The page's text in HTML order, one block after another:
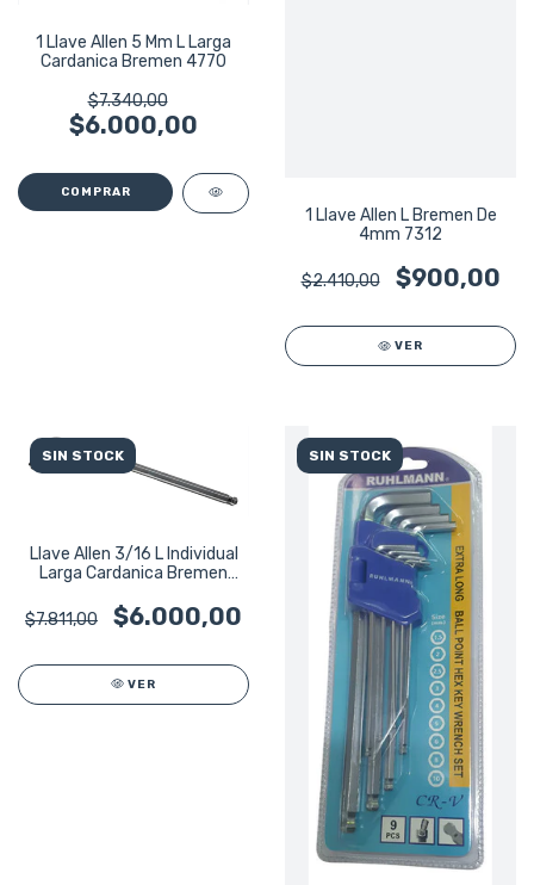
1 Llave Allen 5 Mm L Larga
Cardanica Bremen 4770
$7.340,00
$6.000,00
1 Llave Allen L Bremen De
4mm 7312
$2.410,00 $900,00
VER
SIN STOCK
Llave Allen 3/16 L Individual
Larga Cardanica Bremen
$7.811,00
$6.000,00
VER
SIN STOCK